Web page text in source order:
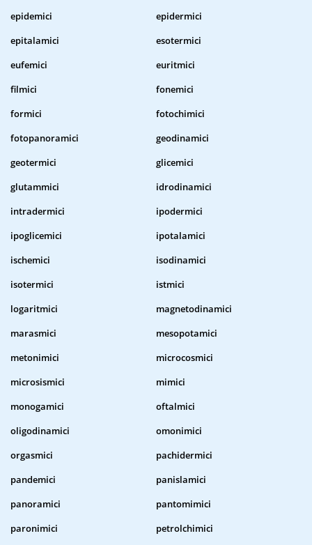
epidemici
epidermici
epitalamici
esotermici
eufemici
euritmici
filmici
fonemici
formici
fotochimici
fotopanoramici
geodinamici
geotermici
glicemici
glutammici
idrodinamici
intradermici
ipodermici
ipoglicemici
ipotalamici
ischemici
isodinamici
isotermici
istmici
logaritmici
magnetodinamici
marasmici
mesopotamici
metonimici
microcosmici
microsismici
mimici
monogamici
oftalmici
oligodinamici
omonimici
orgasmici
pachidermici
pandemici
panislamici
panoramici
pantomimici
paronimici
petrolchimici